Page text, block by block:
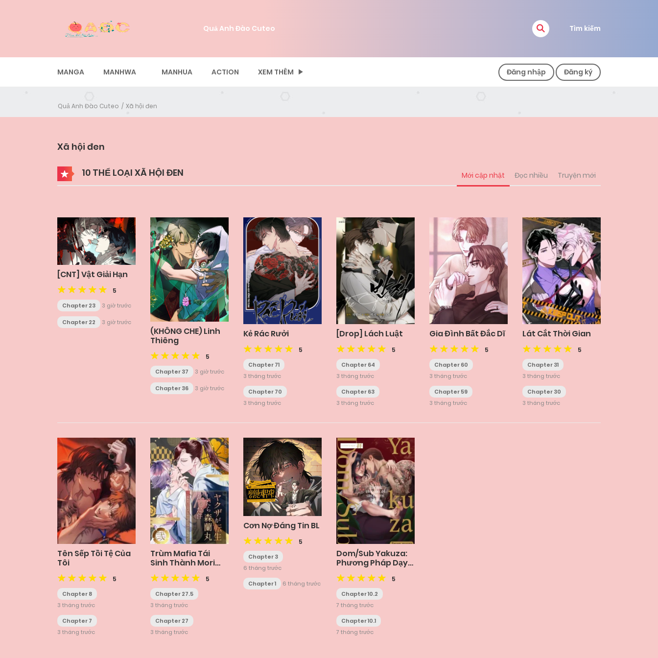
Quả Anh Đào Cuteo Tìm kiếm
MANGA MANHWA MANHUA ACTION XEM THÊM Đăng nhập Đăng ký
Quả Anh Đào Cuteo Xã hội đen
Xã hội đen
10 THỂ LOẠI XÃ HỘI ĐEN Mới cập nhật Đọc nhiều Truyện mới
[CNT] Vật Giải Hạn
5
Chapter 23 3 giờ trước
Chapter 22 3 giờ trước
(KHÔNG CHE) Linh
Thiêng
5
Chapter 37 3 giờ trước
Chapter 36 3 giờ trước
Kẻ Rác Rưởi
5
Chapter 71
3 tháng trước
Chapter 70
3 tháng trước
[Drop] Lách Luật
5
Chapter 64
3 tháng trước
Chapter 63
3 tháng trước
Gia Đình Bất Đắc Dĩ
5
Chapter 60
3 tháng trước
Chapter 59
3 tháng trước
Lát Cắt Thời Gian
5
Chapter 31
3 tháng trước
Chapter 30
3 tháng trước
Tên Sếp Tồi Tệ Của
Tôi
5
Chapter 8
3 tháng trước
Chapter 7
3 tháng trước
Trùm Mafia Tái
Sinh Thành Mori
Ranmaru
5
Chapter 27.5
3 tháng trước
Chapter 27
3 tháng trước
Cơn Nợ Đáng Tin BL
5
Chapter 3
6 tháng trước
Chapter 1
6 tháng trước
Dom/Sub Yakuza:
Phương Pháp Dạy
Dỗ Cậu Em Trai Bất
Trị
5
Chapter 10.2
7 tháng trước
Chapter 10.1
7 tháng trước